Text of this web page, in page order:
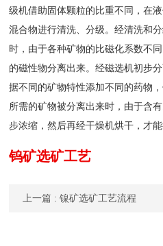
级机借助固体颗粒的比重不同，在
混合物进行清洗、分级。经清洗和
时，由于各种矿物的比磁化系数不
的磁性物分离出来。经磁选机初步
据不同的矿物特性添加不同的药物
所需的矿物被分离出来时，由于含
步浓缩，然后再经干燥机烘干，才能
钨矿选矿工艺
上一篇 : 镍矿选矿工艺流程